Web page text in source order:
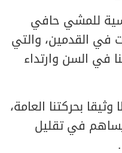
للمشي حافي
في القدمين، والتي
في السن وارتداء
بحركتنا العامة،
في تقليل